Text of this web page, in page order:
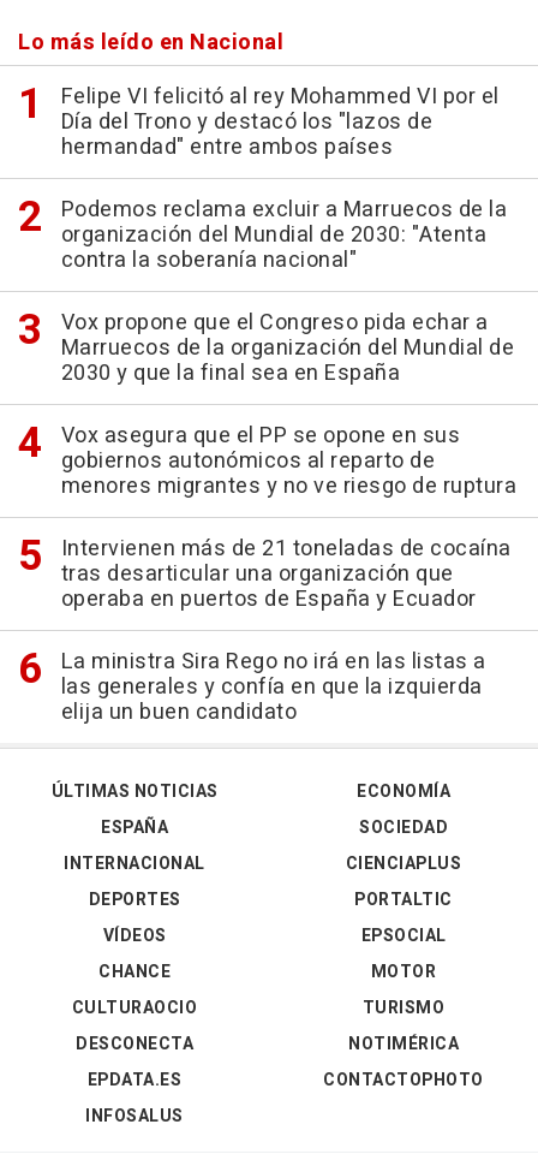
Lo más leído en Nacional
Felipe VI felicitó al rey Mohammed VI por el
Día del Trono y destacó los "lazos de
hermandad" entre ambos países
Podemos reclama excluir a Marruecos de la
organización del Mundial de 2030: "Atenta
contra la soberanía nacional"
Vox propone que el Congreso pida echar a
Marruecos de la organización del Mundial de
2030 y que la final sea en España
Vox asegura que el PP se opone en sus
gobiernos autonómicos al reparto de
menores migrantes y no ve riesgo de ruptura
Intervienen más de 21 toneladas de cocaína
tras desarticular una organización que
operaba en puertos de España y Ecuador
La ministra Sira Rego no irá en las listas a
las generales y confía en que la izquierda
elija un buen candidato
ÚLTIMAS NOTICIAS
ESPAÑA
INTERNACIONAL
DEPORTES
VÍDEOS
ECONOMÍA
SOCIEDAD
CIENCIAPLUS
PORTALTIC
EPSOCIAL
CHANCE
CULTURAOCIO
DESCONECTA
EPDATA.ES
INFOSALUS
MOTOR
TURISMO
NOTIMÉRICA
CONTACTOPHOTO